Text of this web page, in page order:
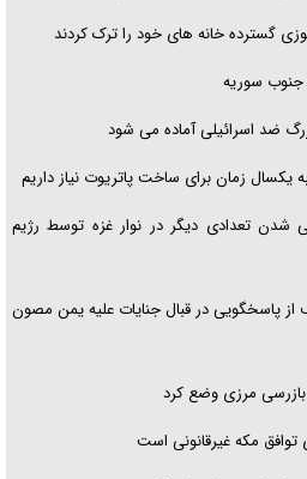
سوریه
ضد اسرائیلی آماده می‌ شود
یکسال زمان برای ساخت پاتریوت نیاز داریم
تعدادی دیگر در نوار غزه توسط رژیم
از پاسخگویی در قبال جنایات علیه یمن مصون
بازرسی مرزی وضع کرد
توافق مکه غیرقانونی است